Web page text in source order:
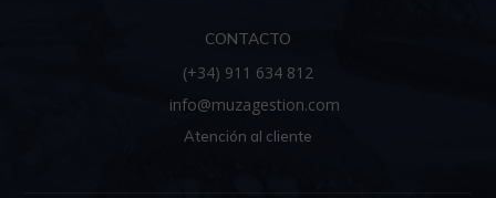
CONTACTO
(+34) 911 634 812
info@muzagestion.com
Atención al cliente